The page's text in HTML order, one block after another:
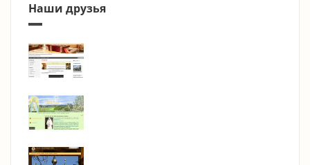
Наши друзья